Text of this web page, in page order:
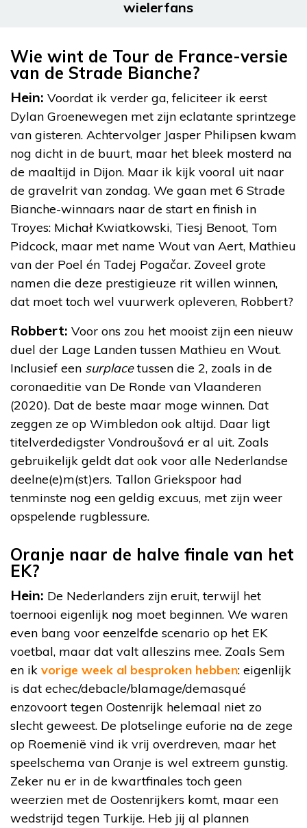
wielerfans
Wie wint de Tour de France-versie
van de Strade Bianche?
Hein: Voordat ik verder ga, feliciteer ik eerst
Dylan Groenewegen met zijn eclatante sprintzege
van gisteren. Achtervolger Jasper Philipsen kwam
nog dicht in de buurt, maar het bleek mosterd na
de maaltijd in Dijon. Maar ik kijk vooral uit naar
de gravelrit van zondag. We gaan met 6 Strade
Bianche-winnaars naar de start en finish in
Troyes: Michał Kwiatkowski, Tiesj Benoot, Tom
Pidcock, maar met name Wout van Aert, Mathieu
van der Poel én Tadej Pogačar. Zoveel grote
namen die deze prestigieuze rit willen winnen,
dat moet toch wel vuurwerk opleveren, Robbert?
Robbert: Voor ons zou het mooist zijn een nieuw
duel der Lage Landen tussen Mathieu en Wout.
Inclusief een surplacetussen die 2, zoals in de
coronaeditie van De Ronde van Vlaanderen
(2020). Dat de beste maar moge winnen. Dat
zeggen ze op Wimbledon ook altijd. Daar ligt
titelverdedigster Vondroušová er al uit. Zoals
gebruikelijk geldt dat ook voor alle Nederlandse
deelne(e)m(st)ers. Tallon Griekspoor had
tenminste nog een geldig excuus, met zijn weer
opspelende rugblessure.
Oranje naar de halve finale van het
EK?
Hein: De Nederlanders zijn eruit, terwijl het
toernooi eigenlijk nog moet beginnen. We waren
even bang voor eenzelfde scenario op het EK
voetbal, maar dat valt alleszins mee. Zoals Sem
en ik vorige week al besproken hebben: eigenlijk
is dat echec/debacle/blamage/demasqué
enzovoort tegen Oostenrijk helemaal niet zo
slecht geweest. De plotselinge euforie na de zege
op Roemenië vind ik vrij overdreven, maar het
speelschema van Oranje is wel extreem gunstig.
Zeker nu er in de kwartfinales toch geen
weerzien met de Oostenrijkers komt, maar een
wedstrijd tegen Turkije. Heb jij al plannen